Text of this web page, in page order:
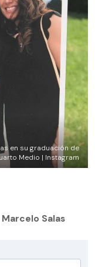
en su graduación de
Medio | Instagram
Marcelo Salas